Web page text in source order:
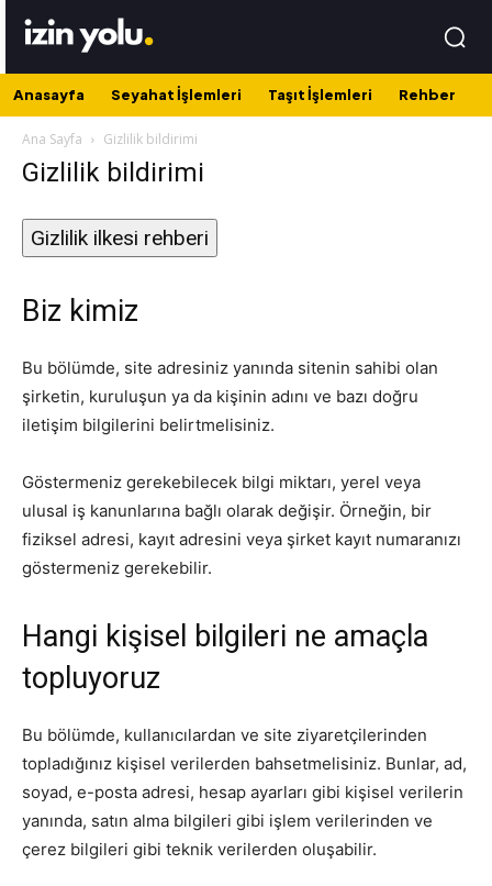
Anasayfa Seyahat İşlemleri Taşıt İşlemleri Rehber
Ana Sayfa Gizlilik bildirimi
Gizlilik bildirimi
Gizlilik ilkesi rehberi
Biz kimiz
Bu bölümde, site adresiniz yanında sitenin sahibi olan
şirketin, kuruluşun ya da kişinin adını ve bazı doğru
iletişim bilgilerini belirtmelisiniz.
Göstermeniz gerekebilecek bilgi miktarı, yerel veya
ulusal iş kanunlarına bağlı olarak değişir. Örneğin, bir
fiziksel adresi, kayıt adresini veya şirket kayıt numaranızı
göstermeniz gerekebilir.
Hangi kişisel bilgileri ne amaçla
topluyoruz
Bu bölümde, kullanıcılardan ve site ziyaretçilerinden
topladığınız kişisel verilerden bahsetmelisiniz. Bunlar, ad,
soyad, e-posta adresi, hesap ayarları gibi kişisel verilerin
yanında, satın alma bilgileri gibi işlem verilerinden ve
çerez bilgileri gibi teknik verilerden oluşabilir.